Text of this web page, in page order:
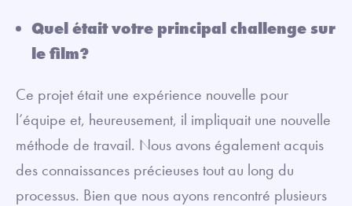
Quel était votre principal challenge sur
le film?
Ce projet était une expérience nouvelle pour
l’équipe et, heureusement, il impliquait une nouvelle
méthode de travail. Nous avons également acquis
des connaissances précieuses tout au long du
processus. Bien que nous ayons rencontré plusieurs